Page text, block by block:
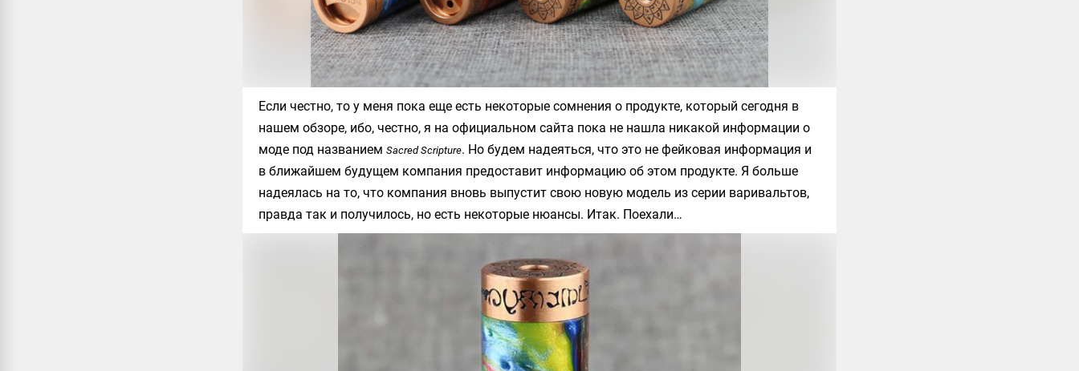
Если честно, то у меня пока еще есть некоторые сомнения о продукте, который сегодня в
нашем обзоре, ибо, честно, я на официальном сайта пока не нашла никакой информации о
моде под названием Sacred Scripture. Но будем надеяться, что это не фейковая информация и
в ближайшем будущем компания предоставит информацию об этом продукте. Я больше
надеялась на то, что компания вновь выпустит свою новую модель из серии варивальтов,
правда так и получилось, но есть некоторые нюансы. Итак. Поехали…